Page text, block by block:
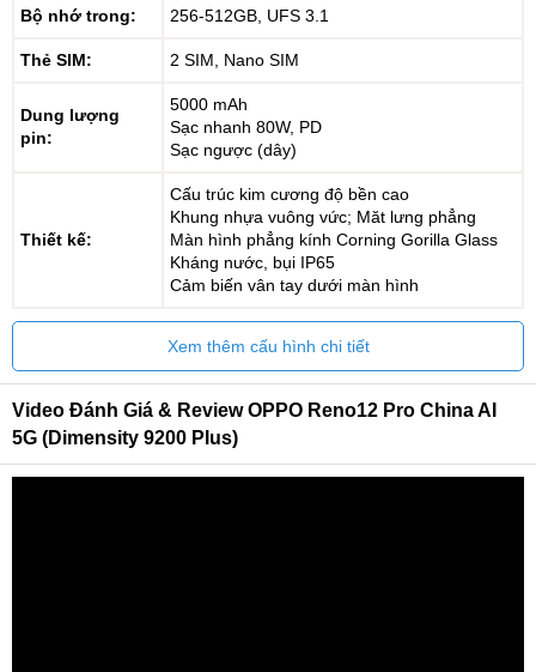
Bộ nhớ trong: 256-512GB, UFS 3.1
Thẻ SIM: 2 SIM, Nano SIM
Dung lượng
pin:
5000 mAh
Sạc nhanh 80W, PD
Sạc ngược (dây)
Thiết kế:
Cấu trúc kim cương độ bền cao
Khung nhựa vuông vức; Măt lưng phẳng
Màn hình phẳng kính Corning Gorilla Glass
Kháng nước, bụi IP65
Cảm biến vân tay dưới màn hình
Xem thêm cấu hình chi tiết
Video Đánh Giá & Review OPPO Reno12 Pro China AI
5G (Dimensity 9200 Plus)